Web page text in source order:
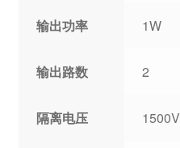
输出功率 1W
输出路数 2
隔离电压 1500V